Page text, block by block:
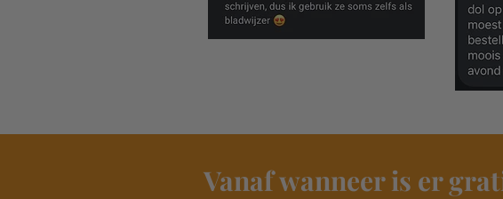
Vanaf wanneer is er